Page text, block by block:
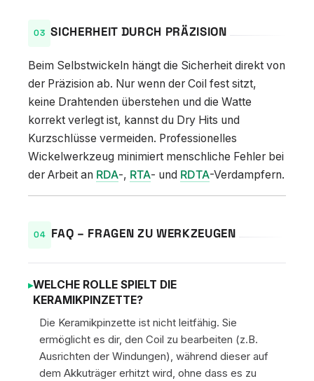
SICHERHEIT DURCH PRÄZISION
Beim Selbstwickeln hängt die Sicherheit direkt von
der Präzision ab. Nur wenn der Coil fest sitzt,
keine Drahtenden überstehen und die Watte
korrekt verlegt ist, kannst du Dry Hits und
Kurzschlüsse vermeiden. Professionelles
Wickelwerkzeug minimiert menschliche Fehler bei
der Arbeit an RDA-, RTA- und RDTA-Verdampfern.
FAQ – FRAGEN ZU WERKZEUGEN
WELCHE ROLLE SPIELT DIE
KERAMIKPINZETTE?
Die Keramikpinzette ist nicht leitfähig. Sie
ermöglicht es dir, den Coil zu bearbeiten (z.B.
Ausrichten der Windungen), während dieser auf
dem Akkuträger erhitzt wird, ohne dass es zu